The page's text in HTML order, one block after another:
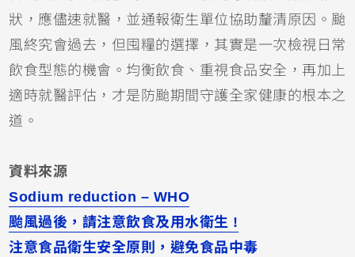
狀，應儘速就醫，並通報衛生單位協助釐清原因。颱
風終究會過去，但囤糧的選擇，其實是一次檢視日常
飲食型態的機會。均衡飲食、重視食品安全，再加上
適時就醫評估，才是防颱期間守護全家健康的根本之
道。
資料來源
Sodium reduction – WHO
颱風過後，請注意飲食及用水衛生 !
注意食品衛生安全原則，避免食品中毒